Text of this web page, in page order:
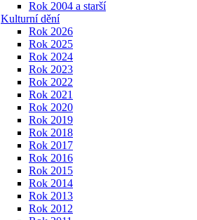
Rok 2004 a starší
Kulturní dění
Rok 2026
Rok 2025
Rok 2024
Rok 2023
Rok 2022
Rok 2021
Rok 2020
Rok 2019
Rok 2018
Rok 2017
Rok 2016
Rok 2015
Rok 2014
Rok 2013
Rok 2012